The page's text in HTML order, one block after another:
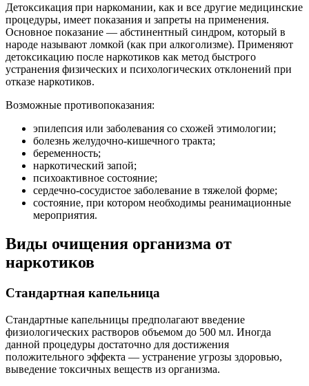
Детоксикация при наркомании, как и все другие медицинские
процедуры, имеет показания и запреты на применения.
Основное показание — абстинентный синдром, который в
народе называют ломкой (как при алкоголизме). Применяют
детоксикацию после наркотиков как метод быстрого
устранения физических и психологических отклонений при
отказе наркотиков.
Возможные противопоказания:
эпилепсия или заболевания со схожей этимологии;
болезнь желудочно-кишечного тракта;
беременность;
наркотический запой;
психоактивное состояние;
сердечно-сосудистое заболевание в тяжелой форме;
состояние, при котором необходимы реанимационные
мероприятия.
Виды очищения организма от
наркотиков
Стандартная капельница
Стандартные капельницы предполагают введение
физиологических растворов объемом до 500 мл. Иногда
данной процедуры достаточно для достижения
положительного эффекта — устранение угрозы здоровью,
выведение токсичных веществ из организма.